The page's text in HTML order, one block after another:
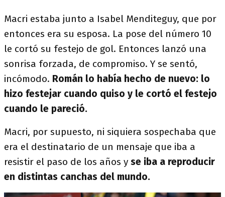
Macri estaba junto a Isabel Menditeguy, que por
entonces era su esposa. La pose del número 10
le cortó su festejo de gol. Entonces lanzó una
sonrisa forzada, de compromiso. Y se sentó,
incómodo. Román lo había hecho de nuevo: lo
hizo festejar cuando quiso y le cortó el festejo
cuando le pareció.
Macri, por supuesto, ni siquiera sospechaba que
era el destinatario de un mensaje que iba a
resistir el paso de los años y se iba a reproducir
en distintas canchas del mundo.